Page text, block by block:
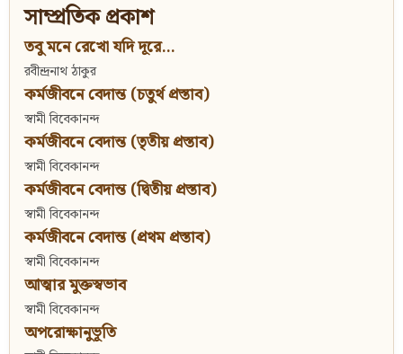
সাম্প্রতিক প্রকাশ
তবু মনে রেখো যদি দূরে...
রবীন্দ্রনাথ ঠাকুর
কর্মজীবনে বেদান্ত (চতুর্থ প্রস্তাব)
স্বামী বিবেকানন্দ
কর্মজীবনে বেদান্ত (তৃতীয় প্রস্তাব)
স্বামী বিবেকানন্দ
কর্মজীবনে বেদান্ত (দ্বিতীয় প্রস্তাব)
স্বামী বিবেকানন্দ
কর্মজীবনে বেদান্ত (প্রথম প্রস্তাব)
স্বামী বিবেকানন্দ
আত্মার মুক্তস্বভাব
স্বামী বিবেকানন্দ
অপরোক্ষানুভূতি